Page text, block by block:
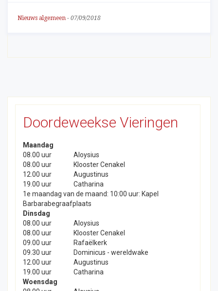
Nieuws algemeen - 07/09/2018
Doordeweekse Vieringen
Maandag
08.00 uur
Aloysius
08.00 uur
Klooster Cenakel
12.00 uur
Augustinus
19.00 uur
Catharina
1e maandag van de maand: 10:00 uur: Kapel
Barbarabegraafplaats
Dinsdag
08.00 uur
Aloysius
08.00 uur
Klooster Cenakel
09.00 uur
Rafaëlkerk
09.30 uur
Dominicus - wereldwake
12.00 uur
Augustinus
19.00 uur
Catharina
Woensdag